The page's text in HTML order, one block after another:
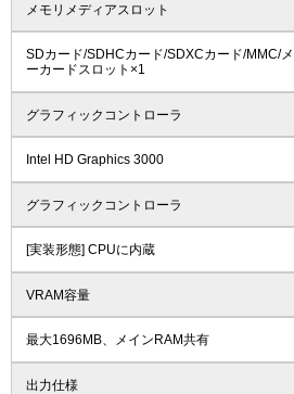
メモリメディアスロット
SDカード/SDHCカード/SDXCカード/MMC/
ーカードスロット×1
グラフィックコントローラ
Intel HD Graphics 3000
グラフィックコントローラ
[実装形態] CPUに内蔵
VRAM容量
最大1696MB、メインRAM共有
出力仕様